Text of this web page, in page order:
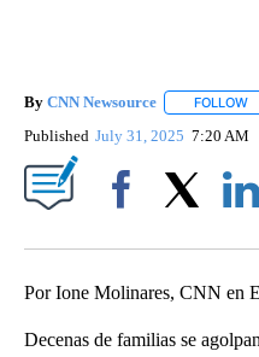
By CNN Newsource FOLLOW
Published July 31, 2025 7:20 AM
Por Ione Molinares, CNN en
Decenas de familias se